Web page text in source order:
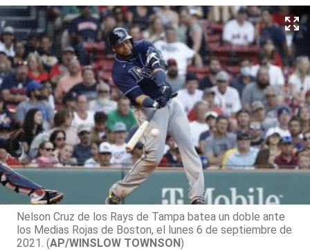
Nelson Cruz de los Rays de Tampa batea un doble ante
los Medias Rojas de Boston, el lunes 6 de septiembre de
2021. (AP/WINSLOW TOWNSON)